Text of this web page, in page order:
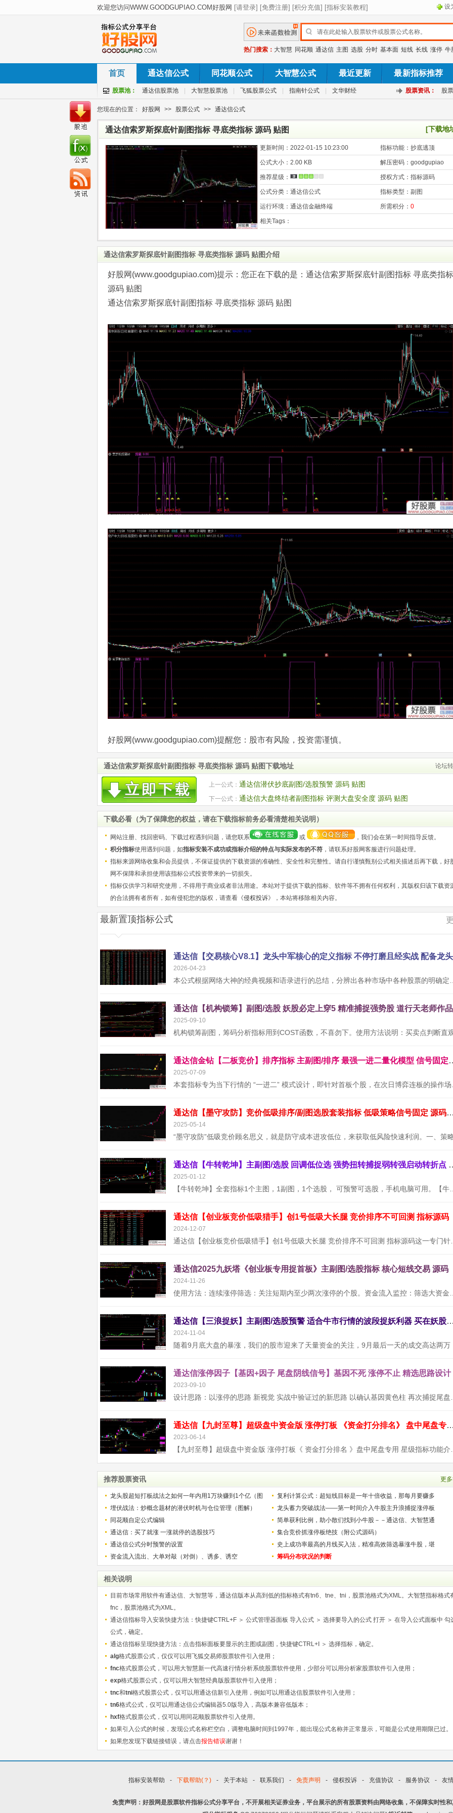
设
热门搜索： 大智慧 同花顺 通达信 主图 选股 分时 基本面 短线 长线 涨停 牛
首页 通达信公式 同花顺公式 大智慧公式 最近更新 最新指标推荐
股票池： 通达信股票池 大智慧股票池 飞狐股票公式 指南针公式 文华财经 股票资讯： 股
您现在的位置： 好股网 >> 股票公式 >> 通达信公式
通达信索罗斯探底针副图指标 寻底类指标 源码 贴图 [下载地
更新时间： 2022-01-15 10:23:00 指标功能： 抄底逃顶
公式大小： 2.00 KB 解压密码： goodgupiao
推荐星级： 授权方式： 指标源码
公式分类： 通达信公式 指标类型： 副图
运行环境： 通达信金融终端 所需积分： 0
相关Tags：
通达信索罗斯探底针副图指标 寻底类指标 源码 贴图介绍
好股网(www.goodgupiao.com)提示：您正在下载的是：通达信索罗斯探底针副图指标 寻底类指标
源码 贴图
通达信索罗斯探底针副图指标 寻底类指标 源码 贴图
好股网(www.goodgupiao.com)提醒您：股市有风险，投资需谨慎。
通达信索罗斯探底针副图指标 寻底类指标 源码 贴图下载地址 论坛
上一公式： 通达信潜伏抄底副图/选股预警 源码 贴图
下一公式： 通达信大盘终结者副图指标 评测大盘安全度 源码 贴图
下载必看（为了保障您的权益，请在下载指标前务必看清楚相关说明）
网站注册、找回密码、下载过程遇到问题，请您联系 或
，我们会在第一时间指导反馈。
积分指标使用遇到问题，如指标安装不成功或指标介绍的特点与实际发布的不符 ，请联系好股网客服进行问题处理。
指标来源网络收集和会员提供，不保证提供的下载资源的准确性、安全性和完整性。请自行谨慎甄别公式相关描述后再下载，好
网不保障和承担使用该指标公式投资带来的一切损失。
指标仅供学习和研究使用，不得用于商业或者非法用途。本站对于提供下载的指标、软件等不拥有任何权利，其版权归该下载资
的合法拥有者所有，如有侵犯您的版权，请查看《侵权投诉》，本站将移除相关内容。
最新置顶指标公式
2026-04-23
本公式根据网络大神的经典视频和语录进
2025-09-10
通达信金钻【二板竞价】排序指标
2025-07-09
本套指标专
通达信【墨守攻防】竞价低吸排序/副图选股套装指标 低吸策略信号固定 源码无未来
2025-05-14
通达信【牛转乾坤】主副图/选
2025-01-12
【牛转乾坤】全套指标1个主图，1副图
通达信【创业板竞价低吸猎手】创1号低吸大长腿 竞价排序不可回测 指标源码
2024-12-07
通达信【创业板竞价低吸
通达信2025九妖塔《创业板专用捉首板》主副图/选股指标 核心短线交易 源码
2024-11-26
使用方法：连续涨停筛选：关注短期内
通达信【三浪捉妖】主副图/选股预警 适合牛市行情的波段捉妖利器 买在妖股启动点
2024-11-04
通达信涨停因子【基因+因子 尾盘阴线信号】基因不死 涨停不止 精选思路设计
2023-09-10
设计思路：以涨停的思路
通达信【九封至尊】超级盘中资金版 涨停打板 《资金打分排名》 盘中尾盘专用 星级指标
2023-06-14
【九封至尊】超级盘中资
推荐股票资讯 更
龙头股超短打板战法之如何一年内用1万块赚到1个亿（图
解）
复利计算公式：超短线目标是一年十倍收益，那每月要赚多
少？
埋伏战法：炒概念题材的潜伏时机与仓位管理（图解）
龙头蓄力突破战法——第一时间介入牛股主升浪捕捉涨停板
的技巧（图解）
同花顺自定公式编辑
简单获利比例，助小散们找到小牛股－－通达信、大智慧通
用
通达信：买了就涨 一涨就停的选股技巧
集合竞价抓涨停板绝技（附公式源码）
通达信公式分时预警的设置
史上成功率最高的月线买入法，精准高效筛选暴涨牛股，堪
称选股法宝！
资金流入流出、大单对敲（对倒）、诱多、诱空 筹码分布状况的判断
相关说明
目前市场常用软件有通达信、大智慧等，通达信版本从高到低的指标格式有tn6、tne、tni，股票池格式为XML。大智慧指标格式
fnc，股票池格式为XML。
通达信指标导入安装快捷方法：快捷键CTRL+F ＞ 公式管理器面板 导入公式 ＞ 选择要导入的公式 打开 ＞ 在导入公式面板中 勾
公式，确定。
通达信指标呈现快捷方法：点击指标面板要显示的主图或副图，快捷键CTRL+I ＞ 选择指标，确定。
alg格式股票公式，仅仅可以用飞狐交易师股票软件引入使用；
fnc格式股票公式，可以用大智慧新一代高速行情分析系统股票软件使用，少部分可以用分析家股票软件引入使用；
exp格式股票公式，仅可以用大智慧经典版股票软件引入使用；
tnc和tni格式股票公式，仅可以用通达信新引入使用，例如可以用通达信股票软件引入使用；
tn6格式公式，仅可以用通达信公式编辑器5.0版导入，高版本兼容低版本；
hxf格式股票公式，仅可以用同花顺股票软件引入使用。
如果引入公式的时候，发现公式名称栏空白，调整电脑时间到1997年，能出现公式名称并正常显示，可能是公式使用期限已过。
如果您发现下载链接错误，请点击报告错误谢谢！
指标安装帮助 - 下载帮助(？) - 关于本站 - 联系我们 - 免责声明 - 侵权投诉 - 充值协议 - 服务协议 - 友
免责声明：好股网是股票软件指标公式分享平台，不开展相关证券业务，平台展示的所有股票资料由网络收集，不保障实时性